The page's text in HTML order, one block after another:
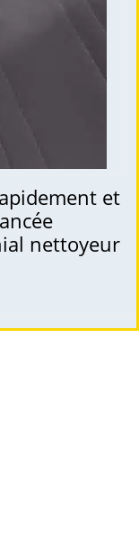
et
nettoyeur